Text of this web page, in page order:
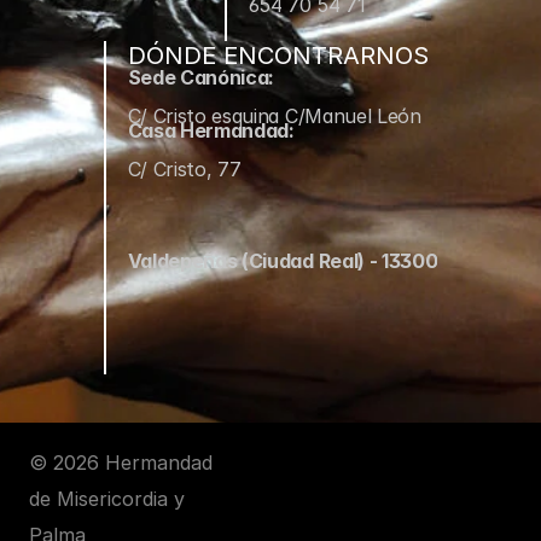
654 70 54 71
DÓNDE ENCONTRARNOS
Sede Canónica:
C/ Cristo esquina C/Manuel León
Casa Hermandad:
C/ Cristo, 77
Valdepeñas (Ciudad Real) - 13300
© 2026 Hermandad
de Misericordia y
Palma